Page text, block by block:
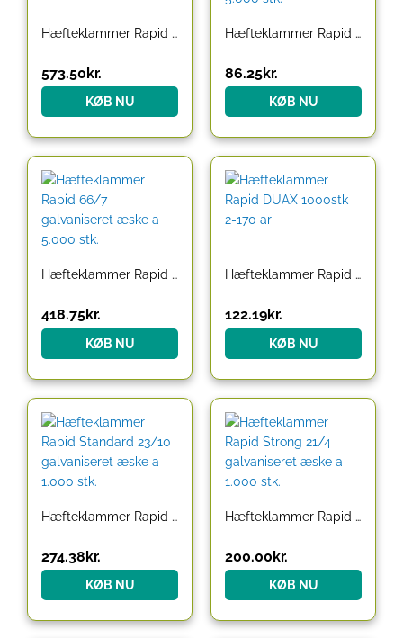
Hæfteklammer Rapid 5080 kassette 5000stk/pak
573.50kr.
KØB NU
Hæfteklammer Rapid 66/6 galvaniseret æske a 5.000 stk.
86.25kr.
KØB NU
Hæfteklammer Rapid 66/7 galvaniseret æske a 5.000 stk.
418.75kr.
KØB NU
Hæfteklammer Rapid DUAX 1000stk 2-170 ar
122.19kr.
KØB NU
Hæfteklammer Rapid Standard 23/10 galvaniseret æske a 1.000 stk.
274.38kr.
KØB NU
Hæfteklammer Rapid Strong 21/4 galvaniseret æske a 1.000 stk.
200.00kr.
KØB NU